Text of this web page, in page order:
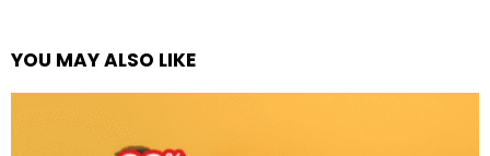
YOU MAY ALSO LIKE